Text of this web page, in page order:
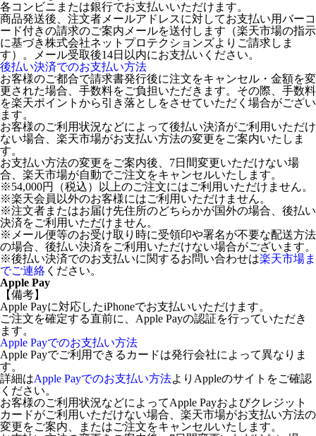
各コンビニまたは銀行でお支払いいただけます。
商品発送後、注文者メールアドレスに対してお支払い用バーコ
ード付きの請求のご案内メールを送付します（楽天市場の指示
に基づき株式会社ネットプロテクションズよりご請求しま
す）。メール受取後14日以内にお支払いください。
後払い決済でのお支払い方法
お客様のご都合で請求書発行後に注文をキャンセル・金額を変
更された場合、手数料をご負担いただきます。その際、手数料
を楽天ポイントから引き落としをさせていただく場合がござい
ます。
お客様のご利用状況などによって後払い決済がご利用いただけ
ない場合、楽天市場がお支払い方法の変更をご案内いたしま
す。
お支払い方法の変更をご案内後、7日間変更いただけない場
合、楽天市場が自動でご注文をキャンセルいたします。
※54,000円（税込）以上のご注文にはご利用いただけません。
※楽天会員以外のお客様にはご利用いただけません。
※注文者またはお届け先住所のどちらかが国外の場合、後払い
決済をご利用いただけません。
※メール便等のお受け取り時に受領印や署名が不要な配送方法
の場合、後払い決済をご利用いただけない場合がございます。
※後払い決済でのお支払いに関するお問い合わせは楽天市場ま
でご連絡 ください。
Apple Pay
【備考】
Apple Payに対応したiPhoneでお支払いいただけます。
ご注文を確定する直前に、Apple Payの認証を行っていただき
ます。
Apple Payでのお支払い方法
Apple Payでご利用できるカードは発行会社によって異なりま
す。
詳細はApple Payでのお支払い方法よりAppleのサイトをご確認
ください。
お客様のご利用状況などによってApple Payおよびクレジット
カードがご利用いただけない場合、楽天市場がお支払い方法の
変更をご案内、またはご注文をキャンセルいたします。